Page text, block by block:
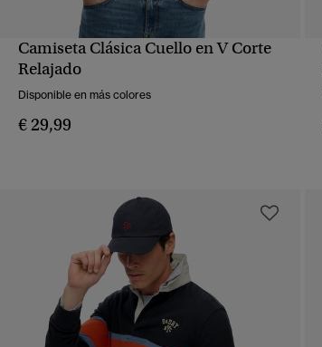
Camiseta Clásica Cuello en V Corte
Relajado
Disponible en más colores
€ 29,99